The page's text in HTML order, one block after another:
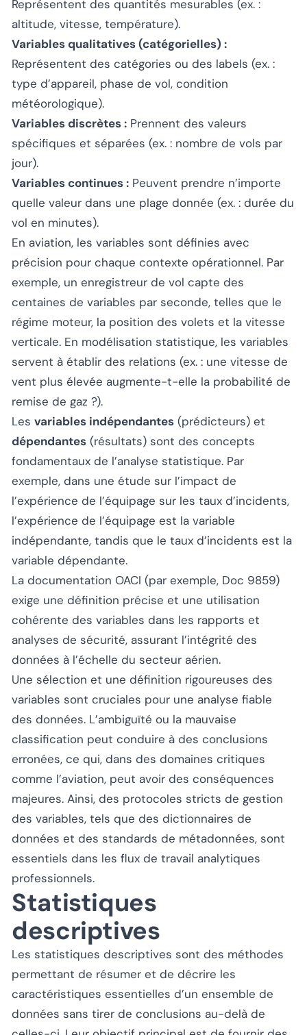
Représentent des quantités mesurables (ex. :
altitude, vitesse, température).
Variables qualitatives (catégorielles) :
Représentent des catégories ou des labels (ex. :
type d’appareil, phase de vol, condition
météorologique).
Variables discrètes : Prennent des valeurs
spécifiques et séparées (ex. : nombre de vols par
jour).
Variables continues : Peuvent prendre n’importe
quelle valeur dans une plage donnée (ex. : durée du
vol en minutes).
En aviation, les variables sont définies avec
précision pour chaque contexte opérationnel. Par
exemple, un enregistreur de vol capte des
centaines de variables par seconde, telles que le
régime moteur, la position des volets et la vitesse
verticale. En modélisation statistique, les variables
servent à établir des relations (ex. : une vitesse de
vent plus élevée augmente-t-elle la probabilité de
remise de gaz ?).
Les variables indépendantes (prédicteurs) et
dépendantes (résultats) sont des concepts
fondamentaux de l’analyse statistique. Par
exemple, dans une étude sur l’impact de
l’expérience de l’équipage sur les taux d’incidents,
l’expérience de l’équipage est la variable
indépendante, tandis que le taux d’incidents est la
variable dépendante.
La documentation OACI (par exemple, Doc 9859)
exige une définition précise et une utilisation
cohérente des variables dans les rapports et
analyses de sécurité, assurant l’intégrité des
données à l’échelle du secteur aérien.
Une sélection et une définition rigoureuses des
variables sont cruciales pour une analyse fiable
des données. L’ambiguïté ou la mauvaise
classification peut conduire à des conclusions
erronées, ce qui, dans des domaines critiques
comme l’aviation, peut avoir des conséquences
majeures. Ainsi, des protocoles stricts de gestion
des variables, tels que des dictionnaires de
données et des standards de métadonnées, sont
essentiels dans les flux de travail analytiques
professionnels.
Statistiques
descriptives
Les statistiques descriptives sont des méthodes
permettant de résumer et de décrire les
caractéristiques essentielles d’un ensemble de
données sans tirer de conclusions au-delà de